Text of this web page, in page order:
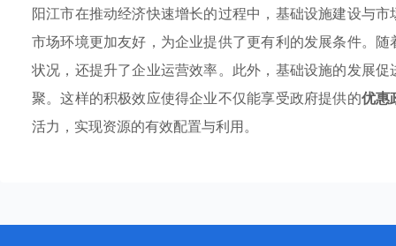
阳江市在推动经济快速增长的过程中，基础设施建设与
市场环境更加友好，为企业提供了更有利的发展条件。
状况，还提升了企业运营效率。此外，基础设施的发展
聚。这样的积极效应使得企业不仅能享受政府提供的优惠
活力，实现资源的有效配置与利用。